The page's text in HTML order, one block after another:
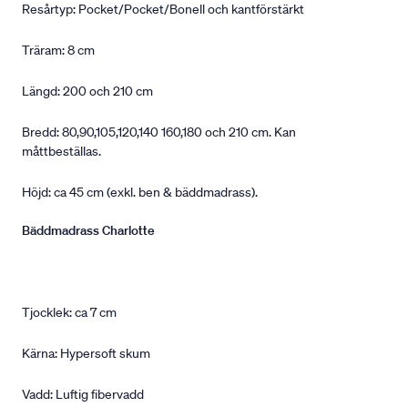
Resårtyp: Pocket/Pocket/Bonell och kantförstärkt
Träram: 8 cm
Längd: 200 och 210 cm
Bredd: 80,90,105,120,140 160,180 och 210 cm. Kan
måttbeställas.
Höjd: ca 45 cm (exkl. ben & bäddmadrass).
Bäddmadrass Charlotte
Tjocklek: ca 7 cm
Kärna: Hypersoft skum
Vadd: Luftig fibervadd